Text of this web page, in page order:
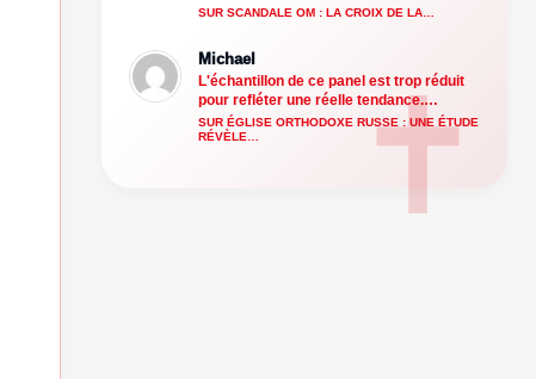
SUR SCANDALE OM : LA CROIX DE LA…
Michael
L'échantillon de ce panel est trop réduit
pour refléter une réelle tendance.…
SUR ÉGLISE ORTHODOXE RUSSE : UNE ÉTUDE
RÉVÈLE…